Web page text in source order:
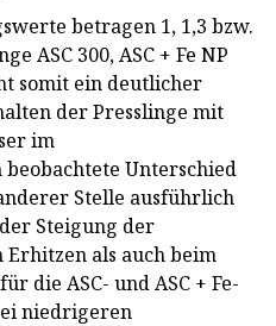
betragen 1, 1,3 bzw.
ASC 300, ASC + Fe NP
somit ein deutlicher
der Presslinge mit
im
Unterschied
Stelle ausführlich
Steigung der
als auch beim
die ASC- und ASC + Fe-
niedrigeren